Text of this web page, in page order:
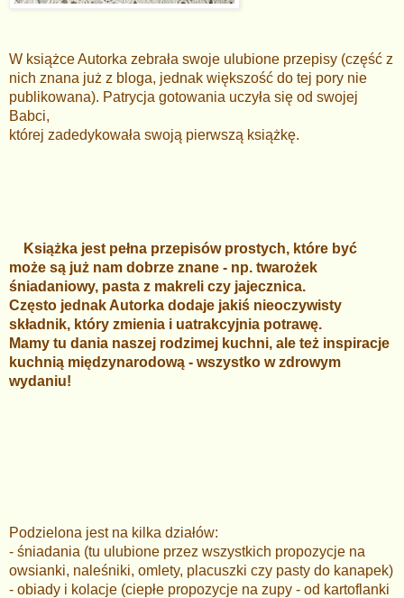
W książce Autorka zebrała swoje ulubione przepisy (część z
nich znana już z bloga, jednak większość do tej pory nie
publikowana). Patrycja gotowania uczyła się od swojej
Babci,
której zadedykowała swoją pierwszą książkę.
Książka jest pełna przepisów prostych, które być
może są już nam dobrze znane - np. twarożek
śniadaniowy, pasta z makreli czy jajecznica.
Często jednak Autorka dodaje jakiś nieoczywisty
składnik, który zmienia i uatrakcyjnia potrawę.
Mamy tu dania naszej rodzimej kuchni, ale też inspiracje
kuchnią międzynarodową - wszystko w zdrowym
wydaniu!
Podzielona jest na kilka działów:
- śniadania (tu ulubione przez wszystkich propozycje na
owsianki, naleśniki, omlety, placuszki czy pasty do kanapek)
- obiady i kolacje (ciepłe propozycje na zupy - od kartoflanki